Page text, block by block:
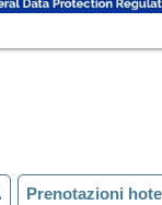
Prenotazioni